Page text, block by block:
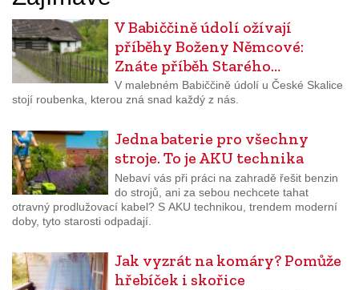
V Babiččině údolí ožívají
příběhy Boženy Němcové:
Znáte příběh Starého…
V malebném Babiččině údolí u České Skalice
stojí roubenka, kterou zná snad každý z nás.
Jedna baterie pro všechny
stroje. To je AKU technika
Nebaví vás při práci na zahradě řešit benzin
do strojů, ani za sebou nechcete tahat
otravný prodlužovací kabel? S AKU technikou, trendem moderní
doby, tyto starosti odpadají.
Jak vyzrát na komáry? Pomůže
hřebíček i skořice